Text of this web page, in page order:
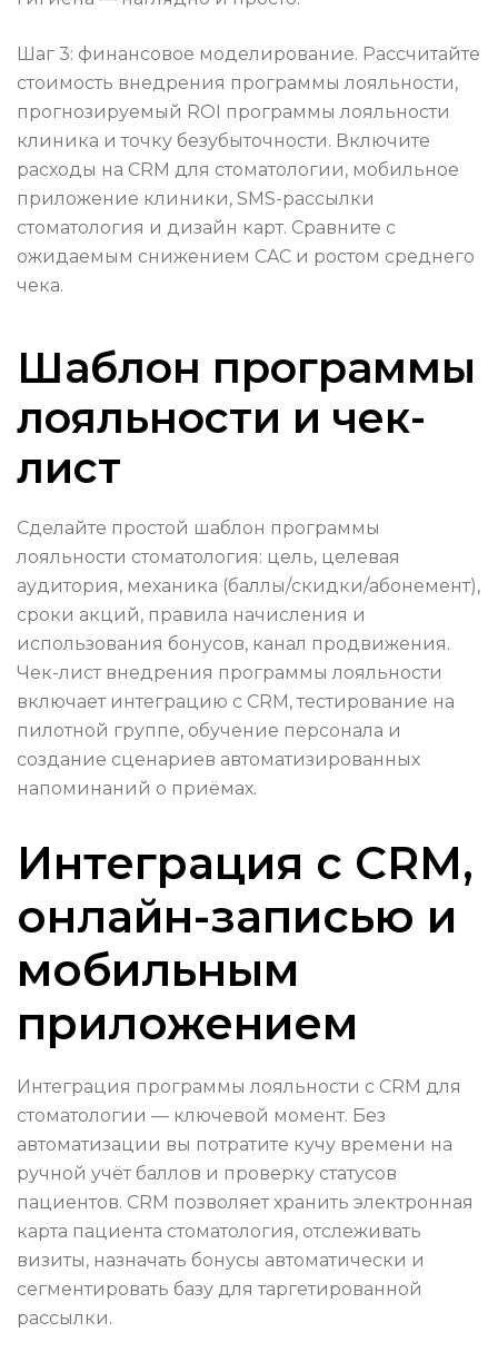
Шаг 3: финансовое моделирование. Рассчитайте
стоимость внедрения программы лояльности,
прогнозируемый ROI программы лояльности
клиника и точку безубыточности. Включите
расходы на CRM для стоматологии, мобильное
приложение клиники, SMS-рассылки
стоматология и дизайн карт. Сравните с
ожидаемым снижением CAC и ростом среднего
чека.
Шаблон программы
лояльности и чек-
лист
Сделайте простой шаблон программы
лояльности стоматология: цель, целевая
аудитория, механика (баллы/скидки/абонемент),
сроки акций, правила начисления и
использования бонусов, канал продвижения.
Чек-лист внедрения программы лояльности
включает интеграцию с CRM, тестирование на
пилотной группе, обучение персонала и
создание сценариев автоматизированных
напоминаний о приёмах.
Интеграция с CRM,
онлайн-записью и
мобильным
приложением
Интеграция программы лояльности с CRM для
стоматологии — ключевой момент. Без
автоматизации вы потратите кучу времени на
ручной учёт баллов и проверку статусов
пациентов. CRM позволяет хранить электронная
карта пациента стоматология, отслеживать
визиты, назначать бонусы автоматически и
сегментировать базу для таргетированной
рассылки.